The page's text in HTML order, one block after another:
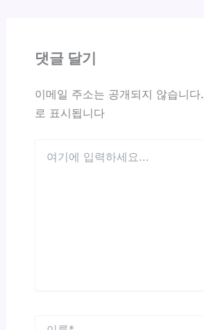
댓글 달기
이메일 주소는 공개되지 않습니다.
로 표시됩니다